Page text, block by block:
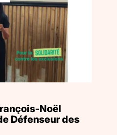
Noël
Défenseur des